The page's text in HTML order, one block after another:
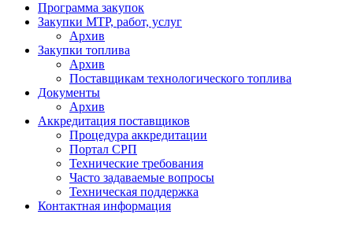
Программа закупок
Закупки МТР, работ, услуг
Архив
Закупки топлива
Архив
Поставщикам технологического топлива
Документы
Архив
Аккредитация поставщиков
Процедура аккредитации
Портал СРП
Технические требования
Часто задаваемые вопросы
Техническая поддержка
Контактная информация